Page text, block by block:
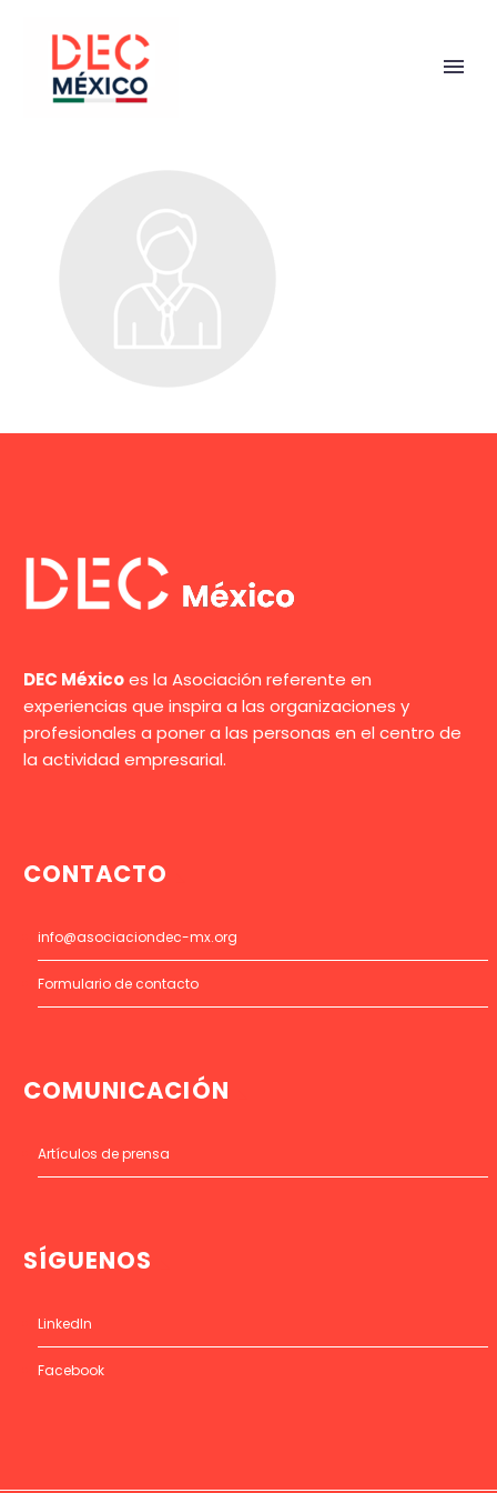
DEC Méxicoes la Asociación referente en
experiencias que inspira a las organizaciones y
profesionales a poner a las personas en el centro de
la actividad empresarial.
CONTACTO
info@asociaciondec-mx.org
Formulario de contacto
COMUNICACIÓN
Artículos de prensa
SÍGUENOS
LinkedIn
Facebook